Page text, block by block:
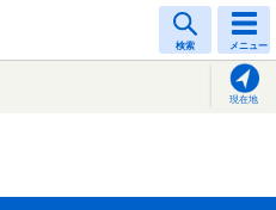
検索 メニュー
現在地